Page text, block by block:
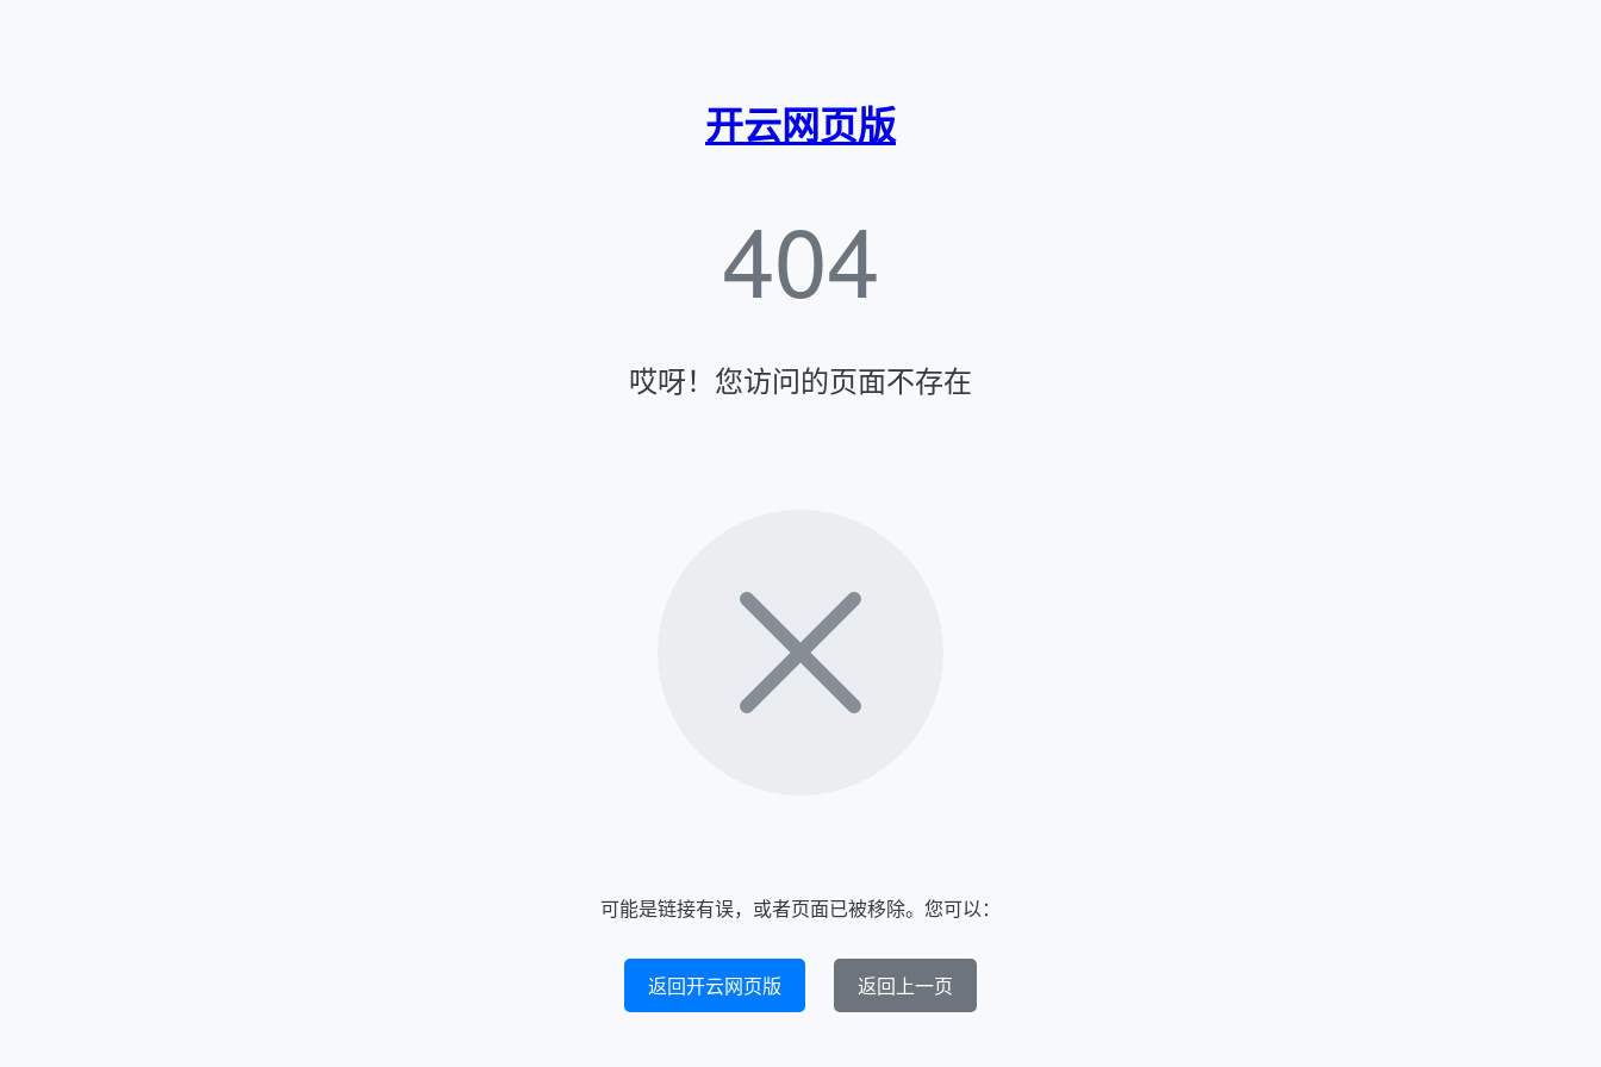
开云网页版
404
哎呀！您访问的页面不存在
可能是链接有误，或者页面已被移除。您可以：
返回开云网页版 返回上一页